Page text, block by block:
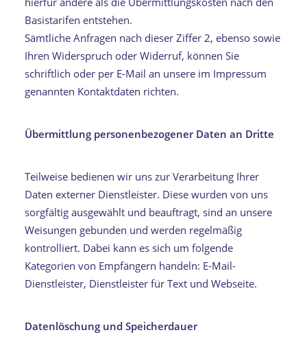
Basistarifen entstehen.
Sämtliche Anfragen nach dieser Ziffer 2, ebenso sowie
Ihren Widerspruch oder Widerruf, können Sie
schriftlich oder per E-Mail an unsere im Impressum
genannten Kontaktdaten richten.
Übermittlung personenbezogener Daten an Dritte
Teilweise bedienen wir uns zur Verarbeitung Ihrer
Daten externer Dienstleister. Diese wurden von uns
sorgfältig ausgewählt und beauftragt, sind an unsere
Weisungen gebunden und werden regelmäßig
kontrolliert. Dabei kann es sich um folgende
Kategorien von Empfängern handeln: E-Mail-
Dienstleister, Dienstleister für Text und Webseite.
Datenlöschung und Speicherdauer